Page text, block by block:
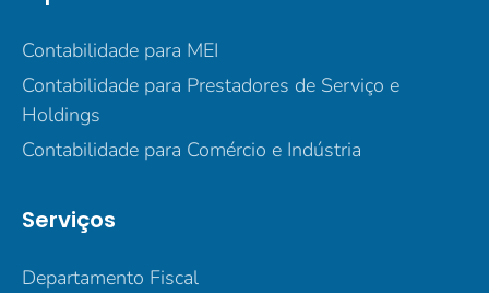
Contabilidade para MEI
Contabilidade para Prestadores de Serviço e
Holdings
Contabilidade para Comércio e Indústria
Serviços
Departamento Fiscal